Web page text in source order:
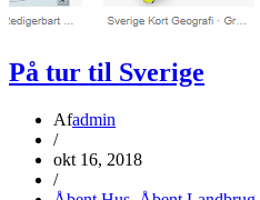
På tur til Sverige
Afadmin
/
okt 16, 2018
/